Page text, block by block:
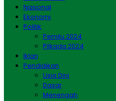
Nasional
Ekonomi
Politik
Pemilu 2024
Pilkada 2024
Iklan
Pendidikan
Usia Dini
Dasar
Menengah